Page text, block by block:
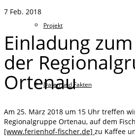
Projekt
Daten und Fakten
7 Feb. 2018
Einladung
der
Ortenau
Am 25. März 2018 um 15 Uhr treffen
Regionalgruppe Ortenau, auf dem
[www.ferienhof-fischer.de] zu Kaffee